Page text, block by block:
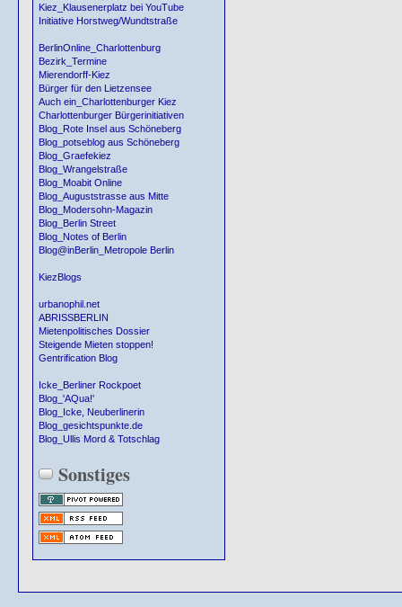
Kiez_Klausenerplatz bei YouTube
Initiative Horstweg/Wundtstraße
BerlinOnline_Charlottenburg
Bezirk_Termine
Mierendorff-Kiez
Bürger für den Lietzensee
Auch ein_Charlottenburger Kiez
Charlottenburger Bürgerinitiativen
Blog_Rote Insel aus Schöneberg
Blog_potseblog aus Schöneberg
Blog_Graefekiez
Blog_Wrangelstraße
Blog_Moabit Online
Blog_Auguststrasse aus Mitte
Blog_Modersohn-Magazin
Blog_Berlin Street
Blog_Notes of Berlin
Blog@inBerlin_Metropole Berlin
KiezBlogs
urbanophil.net
ABRISSBERLIN
Mietenpolitisches Dossier
Steigende Mieten stoppen!
Gentrification Blog
Icke_Berliner Rockpoet
Blog_'AQua!'
Blog_Icke, Neuberlinerin
Blog_gesichtspunkte.de
Blog_Ullis Mord & Totschlag
Sonstiges